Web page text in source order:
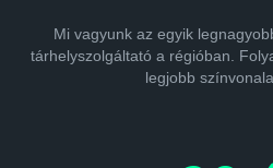
Mi vagyunk az egyik
tárhelyszolgáltató a régióban.
legjobb